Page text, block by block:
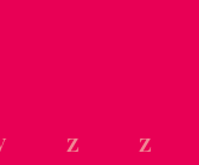
Z Z